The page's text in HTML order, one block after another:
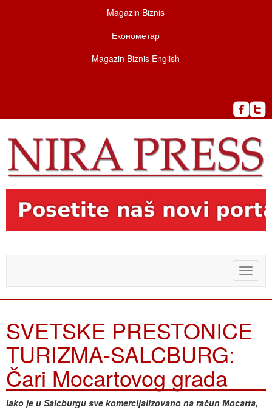
Magazin Biznis
Економетар
Magazin Biznis English
Toggle
SVETSKE PRESTONICE
TURIZMA-SALCBURG:
Čari Mocartovog grada
Iako je u Salcburgu sve komercijalizovano na račun Mocarta,